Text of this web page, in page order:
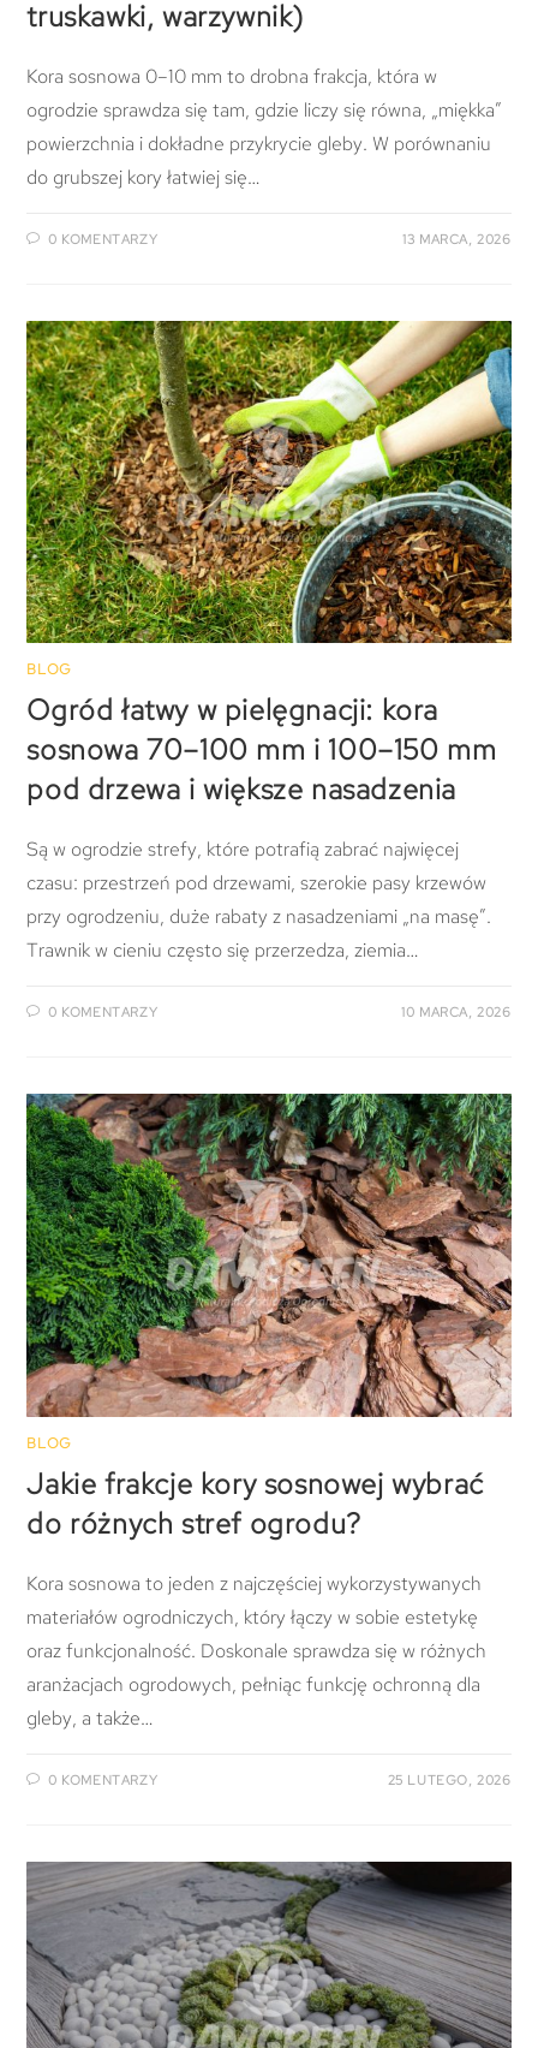
truskawki, warzywnik)
Kora sosnowa 0–10 mm to drobna frakcja, która w
ogrodzie sprawdza się tam, gdzie liczy się równa, „miękka”
powierzchnia i dokładne przykrycie gleby. W porównaniu
do grubszej kory łatwiej się…
0 KOMENTARZY 13 MARCA, 2026
BLOG
Ogród łatwy w pielęgnacji: kora
sosnowa 70–100 mm i 100–150 mm
pod drzewa i większe nasadzenia
Są w ogrodzie strefy, które potrafią zabrać najwięcej
czasu: przestrzeń pod drzewami, szerokie pasy krzewów
przy ogrodzeniu, duże rabaty z nasadzeniami „na masę”.
Trawnik w cieniu często się przerzedza, ziemia…
0 KOMENTARZY 10 MARCA, 2026
BLOG
Jakie frakcje kory sosnowej wybrać
do różnych stref ogrodu?
Kora sosnowa to jeden z najczęściej wykorzystywanych
materiałów ogrodniczych, który łączy w sobie estetykę
oraz funkcjonalność. Doskonale sprawdza się w różnych
aranżacjach ogrodowych, pełniąc funkcję ochronną dla
gleby, a także…
0 KOMENTARZY 25 LUTEGO, 2026